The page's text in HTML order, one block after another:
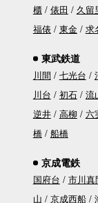
櫃
俵田 久留
福俵
東金 求
東武鉄道
川間 七光台
川台
初石 流
逆井
高柳 六
橋
船橋
京成電鉄
国府台 市川真
山
京成西船